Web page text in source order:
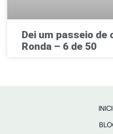
Dei um passeio de
Ronda – 6 de 50